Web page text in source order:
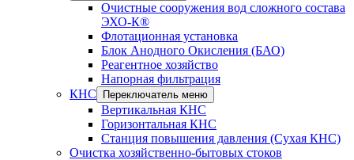
Очистные сооружения вод сложного состава
ЭХО-К®
Флотационная установка
Блок Анодного Окисления (БАО)
Реагентное хозяйство
Напорная фильтрация
КНС
Переключатель меню
Вертикальная КНС
Горизонтальная КНС
Станция повышения давления (Сухая КНС)
Очистка хозяйственно-бытовых стоков